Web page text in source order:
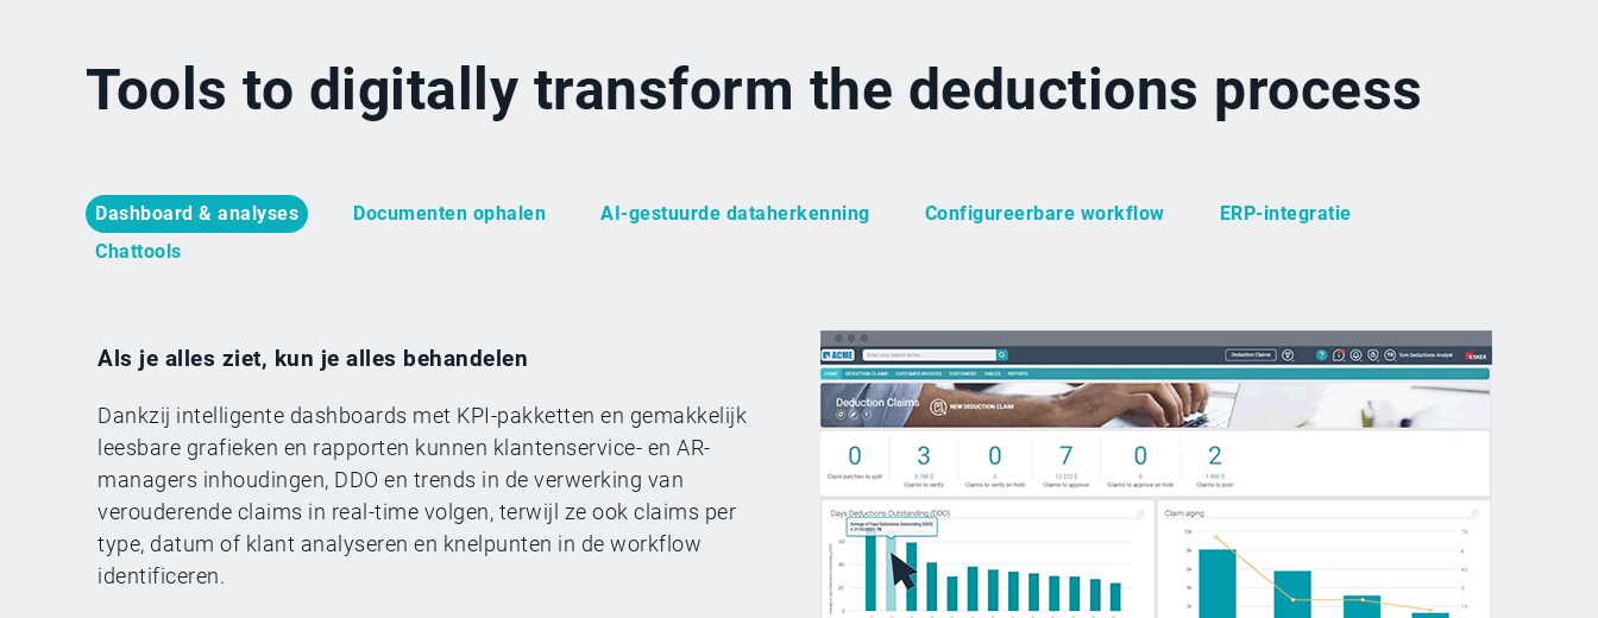
Tools to digitally transform the deductions process
Dashboard & analyses
Als je alles ziet, kun je alles behandelen
Dankzij intelligente dashboards met KPI-pakketten en gemakkelijk
leesbare grafieken en rapporten kunnen klantenservice- en AR-
managers inhoudingen, DDO en trends in de verwerking van
verouderende claims in real-time volgen, terwijl ze ook claims per
type, datum of klant analyseren en knelpunten in de workflow
identificeren.
Documenten ophalen AI-gestuurde dataherkenning Configureerbare workflow
ERP-integratie
Chattools